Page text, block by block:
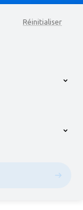
Réinitialiser